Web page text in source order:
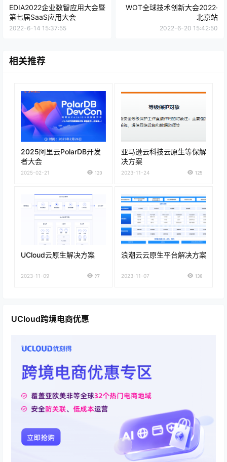
EDIA2022企业数智应用大会暨
第七届SaaS应用大会
2022-6-14 15:37:55
WOT全球技术创新大会2022·
北京站
2022-6-20 15:42:50
相关推荐
2025阿里云PolarDB开发
者大会
2025-02-21 120
亚马逊云科技云原生等保解
决方案
2023-11-24 125
UCloud云原生解决方案
2023-11-09 97
浪潮云云原生平台解决方案
2023-11-07 138
UCloud跨境电商优惠